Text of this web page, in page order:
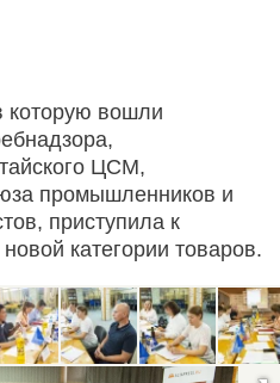
которую вошли
ЦСМ,
промышленников и
приступила к
категории товаров.